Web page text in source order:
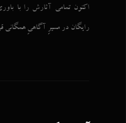
اکنون تمامی آثارش را با
رایگان در مسیرِ آگاهیِ همگانی